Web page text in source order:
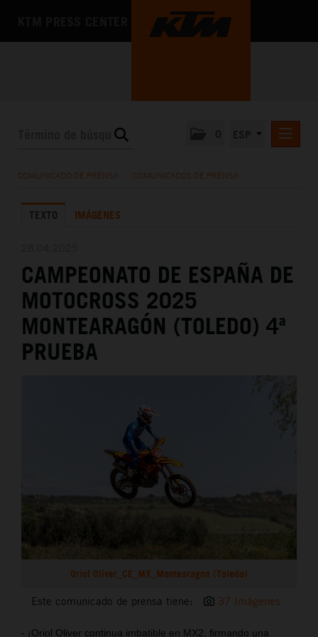
LA EMPRESA
COMUNICADO DE PRENSA COMUNICADOS DE PRENSA
TEXTO IMÁGENES
CAMPEONATO DE ESPAÑA DE
MOTOCROSS 2025
MONTEARAGÓN (TOLEDO) 4ª
PRUEBA
Oriol Oliver_CE_MX_Montearagon (Toledo)
Este comunicado de prensa tiene: 37 Imágenes
- ¡Oriol Oliver continua imbatible en MX2, firmando una